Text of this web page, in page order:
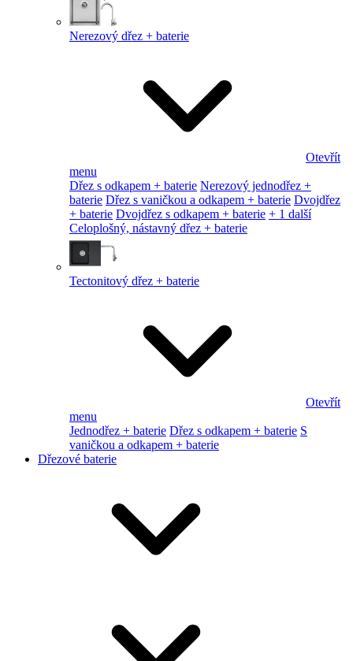
Nerezový dřez + baterie
Otevřít
menu
Dřez s odkapem + baterie Nerezový jednodřez +
baterie Dřez s vaničkou a odkapem + baterie Dvojdřez
+ baterie Dvojdřez s odkapem + baterie + 1 další
Celoplošný, nástavný dřez + baterie
Tectonitový dřez + baterie
Otevřít
menu
Jednodřez + baterie Dřez s odkapem + baterie S
vaničkou a odkapem + baterie
Dřezové baterie